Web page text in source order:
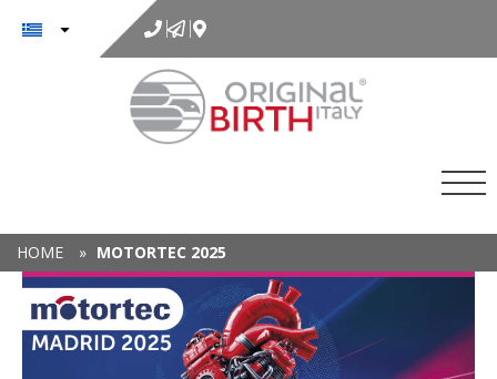
περιεχόμενο
HOME » MOTORTEC 2025